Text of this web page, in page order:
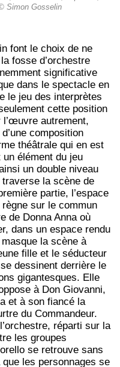
Simon Gosselin
font le choix de ne
fosse d’orchestre
significative
dans le spectacle en
le jeu des interprètes
cette position
l’œuvre autrement,
composition
théâtrale qui en est
élément du jeu
un double niveau
la scène de
partie, l’espace
sur le commun
de Donna Anna où
dans un espace rendu
la scène à
fille et le séducteur
dessinent derrière le
gigantesques. Elle
à Don Giovanni,
et à son fiancé la
du Commandeur.
réparti sur la
les groupes
se retrouve sans
les personnages se